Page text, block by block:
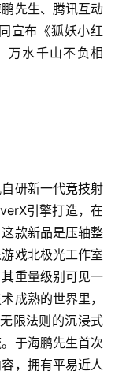
先生、腾讯互动
宣布《狐妖小红
万水千山不负相
研新一代竞技射
引擎打造，在
款新品是压轴整
戏北极光工作室
重量级别可见一
成熟的世界里，
限法则的沉浸式
于海鹏先生首次
，拥有平易近人